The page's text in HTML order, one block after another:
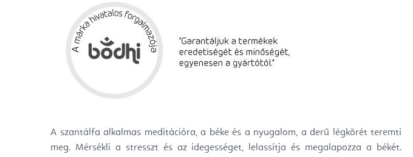
A szantálfa alkalmas meditációra, a béke és a nyugalom, a derű légkörét teremti
meg. Mérsékli a stresszt és az idegességet, lelassítja és megalapozza a békét.